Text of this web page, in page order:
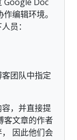
编辑环境。
员：
团队中指定
，并直接提
客文章的作者
因此他们会